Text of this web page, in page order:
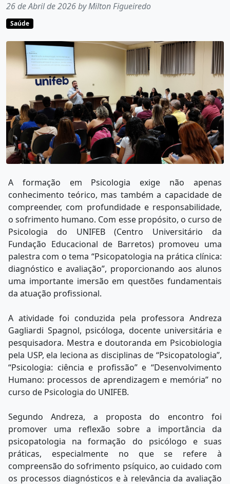
26 de Abril de 2026 by Milton Figueiredo
Saúde
A formação em Psicologia exige não apenas
conhecimento teórico, mas também a capacidade de
compreender, com profundidade e responsabilidade,
o sofrimento humano. Com esse propósito, o curso de
Psicologia do UNIFEB (Centro Universitário da
Fundação Educacional de Barretos) promoveu uma
palestra com o tema “Psicopatologia na prática clínica:
diagnóstico e avaliação”, proporcionando aos alunos
uma importante imersão em questões fundamentais
da atuação profissional.
A atividade foi conduzida pela professora Andreza
Gagliardi Spagnol, psicóloga, docente universitária e
pesquisadora. Mestra e doutoranda em Psicobiologia
pela USP, ela leciona as disciplinas de “Psicopatologia”,
“Psicologia: ciência e profissão” e “Desenvolvimento
Humano: processos de aprendizagem e memória” no
curso de Psicologia do UNIFEB.
Segundo Andreza, a proposta do encontro foi
promover uma reflexão sobre a importância da
psicopatologia na formação do psicólogo e suas
práticas, especialmente no que se refere à
compreensão do sofrimento psíquico, ao cuidado com
os processos diagnósticos e à relevância da avaliação